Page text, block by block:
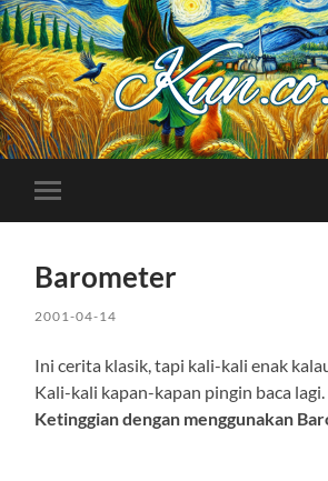
Kuncoro++
Toggle
mobile
Barometer
2001-04-14
Ini cerita klasik, tapi kali-kali enak
Kali-kali kapan-kapan pingin baca lagi.
Ketinggian dengan menggunakan